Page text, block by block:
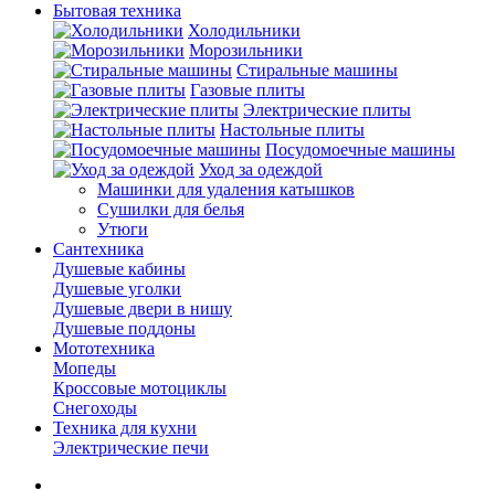
Бытовая техника
Холодильники
Морозильники
Стиральные машины
Газовые плиты
Электрические плиты
Настольные плиты
Посудомоечные машины
Уход за одеждой
Машинки для удаления катышков
Сушилки для белья
Утюги
Сантехника
Душевые кабины
Душевые уголки
Душевые двери в нишу
Душевые поддоны
Мототехника
Мопеды
Кроссовые мотоциклы
Снегоходы
Техника для кухни
Электрические печи